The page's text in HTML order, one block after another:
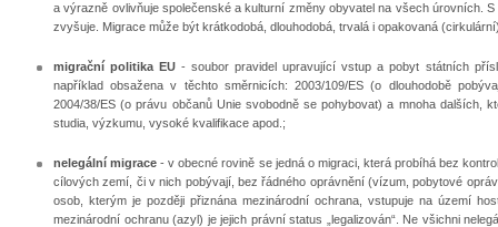
a výrazně ovlivňuje společenské a kulturní změny obyvatel na všech úrovních.
zvyšuje. Migrace může být krátkodobá, dlouhodobá, trvalá i opakovaná
migrační politika EU - soubor pravidel upravující vstup a pobyt státních
například obsažena v těchto směrnicích: 2003/109/ES (o dlouhodobě
2004/38/ES (o právu občanů Unie svobodně se pohybovat) a mnoha dalších,
studia, výzkumu, vysoké kvalifikace apod.;
nelegální migrace - v obecné rovině se jedná o migraci, která probíhá bez
cílových zemí, či v nich pobývají, bez řádného oprávnění (vízum, pobytové
osob, kterým je později přiznána mezinárodní ochrana, vstupuje na území
mezinárodní ochranu (azyl) je jejich právní status „legalizován“. Ne všichni